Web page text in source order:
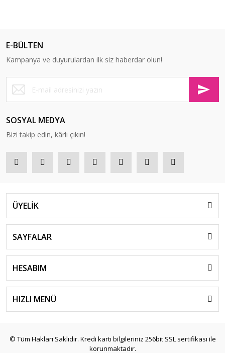
E-BÜLTEN
Kampanya ve duyurulardan ilk siz haberdar olun!
SOSYAL MEDYA
Bizi takip edin, kârlı çıkın!
ÜYELİK
SAYFALAR
HESABIM
HIZLI MENÜ
© Tüm Hakları Saklıdır. Kredi kartı bilgileriniz 256bit SSL sertifikası ile
korunmaktadır.